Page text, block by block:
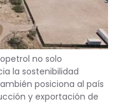
no solo
la sostenibilidad
posiciona al país
y exportación de